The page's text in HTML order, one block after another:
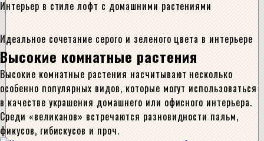
Интерьер в стиле лофт с домашними растениями
Идеальное сочетание серого и зеленого цвета в интерьере
Высокие комнатные растения
Высокие комнатные растения насчитывают несколько
особенно популярных видов, которые могут использоваться
в качестве украшения домашнего или офисного интерьера.
Среди «великанов» встречаются разновидности пальм,
фикусов, гибискусов и проч.